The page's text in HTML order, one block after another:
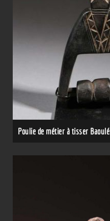
Poulie de métier à tisser Baoulé